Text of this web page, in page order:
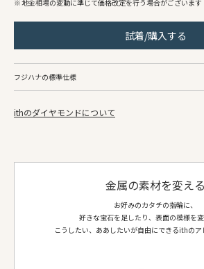
地金相場の変動に準じて価格改定を行う場合がございます
試着/購入する
フジハナの標準仕様
Female
ダイヤモンド 4.3mm 1個
ithのダイヤモンドについて
金属の素材を変える
お好みのカタチの指輪に、
好きな宝石を足したり、表面の模様を変
こうしたい、ああしたいが自由にできるithのア